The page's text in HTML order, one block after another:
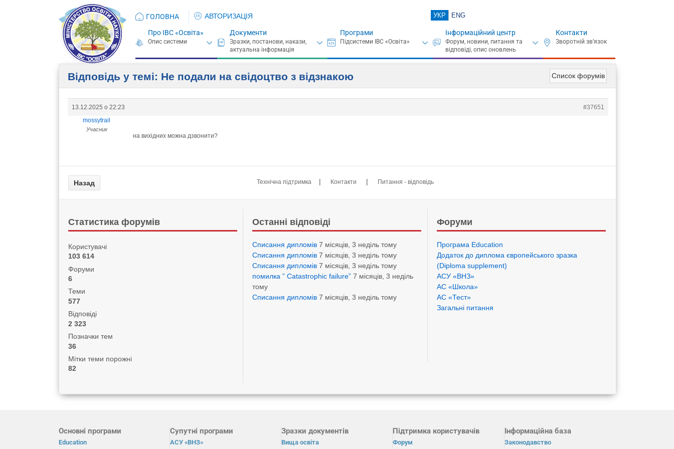
ГОЛОВНА АВТОРИЗАЦІЯ УКР ENG
Про ІВС «Освіта» Документи Програми Інформаційний центр Контакти
Список форумів
Відповідь у темі: Не подали на свідоцтво з відзнакою
13.12.2025 о 22:23
#37651
mossytrail
Учасник
на вихідних можна дзвонити?
Технічна підтримка | Контакти | Питання - відповідь
Статистика форумів
Користувачі
103 614
Форуми
6
Теми
577
Відповіді
2 323
Позначки тем
36
Мітки теми порожні
82
Останні відповіді
Списання дипломів 7 місяців, 3 неділь тому
Списання дипломів 7 місяців, 3 неділь тому
Списання дипломів 7 місяців, 3 неділь тому
помилка ” Catastrophic failure” 7 місяців, 3 неділь
тому
Списання дипломів 7 місяців, 3 неділь тому
Форуми
Програма Eduсation
Додаток до диплома європейського зразка
(Diploma supplement)
АСУ «ВНЗ»
АС «Школа»
АС «Тест»
Загальні питання
Основні програми
Education
Супутні програми
АСУ «ВНЗ»
Зразки документів
Вища освіта
Підтримка користувачів
Форум
Інформаційна база
Законодавство